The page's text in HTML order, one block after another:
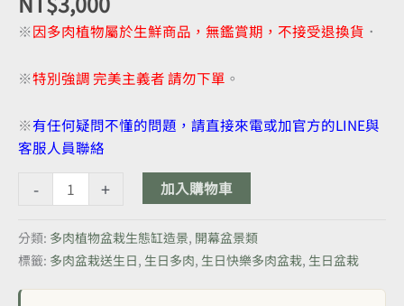
※因多肉植物屬於生鮮商品，無鑑賞期，不接受退換貨 ．
※特別強調 完美主義者 請勿下單 。
※有任何疑問不懂的問題，請直接來電或加官方的LINE與
客服人員聯絡
- + 加入購物車
分類: 多肉植物盆栽生態缸造景, 開幕盆景類
標籤: 多肉盆栽送生日, 生日多肉, 生日快樂多肉盆栽, 生日盆栽